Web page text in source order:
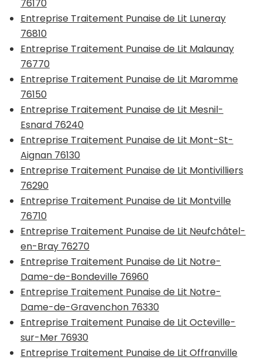
76170
Entreprise Traitement Punaise de Lit Luneray
76810
Entreprise Traitement Punaise de Lit Malaunay
76770
Entreprise Traitement Punaise de Lit Maromme
76150
Entreprise Traitement Punaise de Lit Mesnil-
Esnard 76240
Entreprise Traitement Punaise de Lit Mont-St-
Aignan 76130
Entreprise Traitement Punaise de Lit Montivilliers
76290
Entreprise Traitement Punaise de Lit Montville
76710
Entreprise Traitement Punaise de Lit Neufchâtel-
en-Bray 76270
Entreprise Traitement Punaise de Lit Notre-
Dame-de-Bondeville 76960
Entreprise Traitement Punaise de Lit Notre-
Dame-de-Gravenchon 76330
Entreprise Traitement Punaise de Lit Octeville-
sur-Mer 76930
Entreprise Traitement Punaise de Lit Offranville